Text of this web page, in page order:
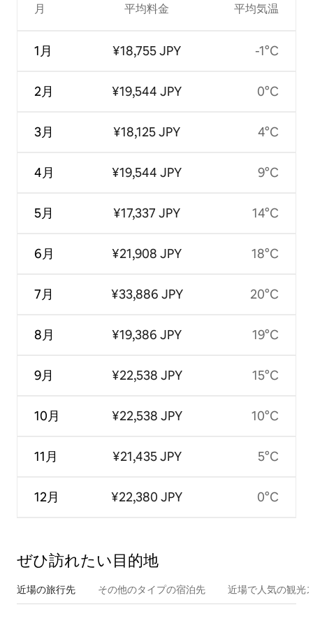
月
1月
2月
3月
4月
5月
6月
7月
8月
9月
10月
11月
12月
平均料金
¥18,755 JPY
¥19,544 JPY
¥18,125 JPY
¥19,544 JPY
¥17,337 JPY
¥21,908 JPY
¥33,886 JPY
¥19,386 JPY
¥22,538 JPY
¥22,538 JPY
¥21,435 JPY
¥22,380 JPY
平均気温
-1°C
0°C
4°C
9°C
14°C
18°C
20°C
19°C
15°C
10°C
5°C
0°C
ぜひ訪⁠れ⁠た⁠い目⁠的⁠地
近場の旅行先 その他のタ⁠イ⁠プ⁠の宿⁠泊⁠先 近場で人気の観光